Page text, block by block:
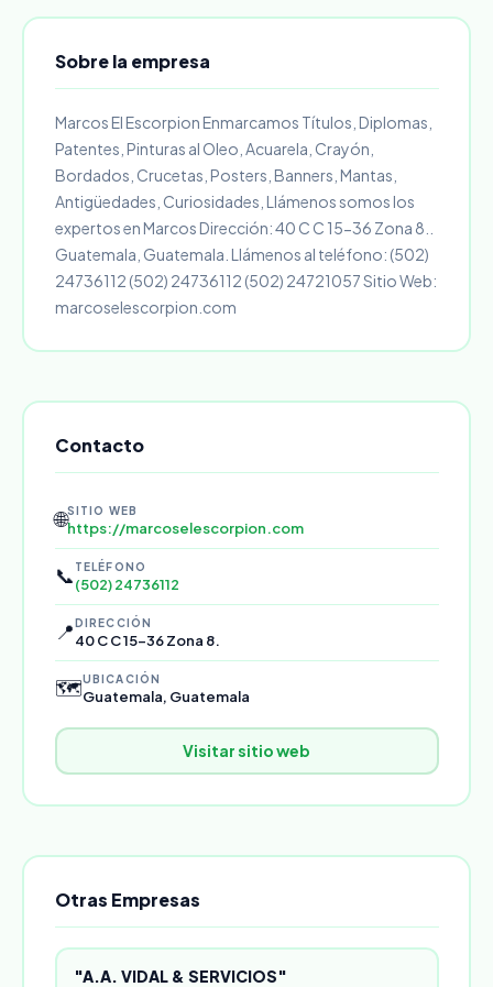
Sobre la empresa
Marcos El Escorpion Enmarcamos Títulos, Diplomas,
Patentes, Pinturas al Oleo, Acuarela, Crayón,
Bordados, Crucetas, Posters, Banners, Mantas,
Antigüedades, Curiosidades, Llámenos somos los
expertos en Marcos Dirección: 40 C C 15-36 Zona 8..
Guatemala, Guatemala. Llámenos al teléfono: (502)
24736112 (502) 24736112 (502) 24721057 Sitio Web:
marcoselescorpion.com
Contacto
🌐SITIO WEB
https://marcoselescorpion.com
📞 TELÉFONO
(502) 24736112
📍DIRECCIÓN
40 C C 15-36 Zona 8.
🗺️UBICACIÓN
Guatemala, Guatemala
Visitar sitio web
Otras Empresas
"A.A. VIDAL & SERVICIOS"